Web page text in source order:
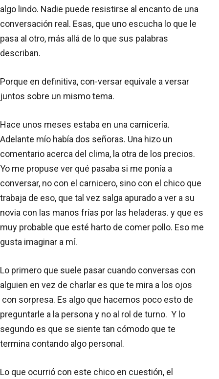
algo lindo. Nadie puede resistirse al encanto de una
conversación real. Esas, que uno escucha lo que le
pasa al otro, más allá de lo que sus palabras
describan.
Porque en definitiva, con-versar equivale a versar
juntos sobre un mismo tema.
Hace unos meses estaba en una carnicería.
Adelante mío había dos señoras. Una hizo un
comentario acerca del clima, la otra de los precios.
Yo me propuse ver qué pasaba si me ponía a
conversar, no con el carnicero, sino con el chico que
trabaja de eso, que tal vez salga apurado a ver a su
novia con las manos frías por las heladeras. y que es
muy probable que esté harto de comer pollo. Eso me
gusta imaginar a mí.
Lo primero que suele pasar cuando conversas con
alguien en vez de charlar es que te mira a los ojos
con sorpresa. Es algo que hacemos poco esto de
preguntarle a la persona y no al rol de turno. Y lo
segundo es que se siente tan cómodo que te
termina contando algo personal.
Lo que ocurrió con este chico en cuestión, el